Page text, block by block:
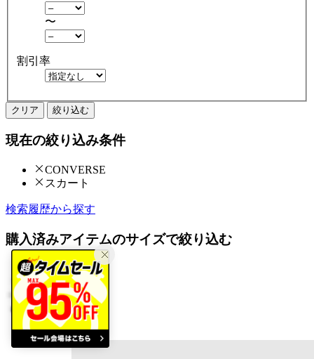
〜
割引率
クリア 絞り込む
現在の絞り込み条件
CONVERSE
スカート
検索履歴から探す
購入済みアイテムのサイズで絞り込む